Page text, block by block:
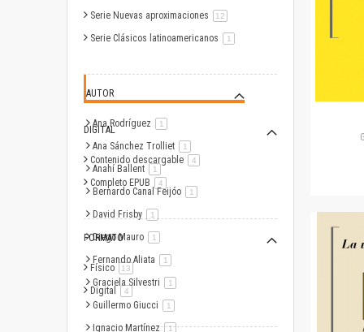
Serie Nuevas aproximaciones 12
Serie Clásicos latinoamericanos 1
AUTOR
Ana Rodríguez 1
Ana Sánchez Trolliet 1
Anahí Ballent 1 artículo
Bernardo Canal Feijóo 1
David Frisby 1
Diego Mauro 1
Fernando Aliata 1
Graciela Silvestri 1
Guillermo Giucci 1
Ignacio Martínez 1artículo
DIGITAL
Contenido descargable 4
Completo EPUB 4
FORMATO
Físico 13
Digital 4